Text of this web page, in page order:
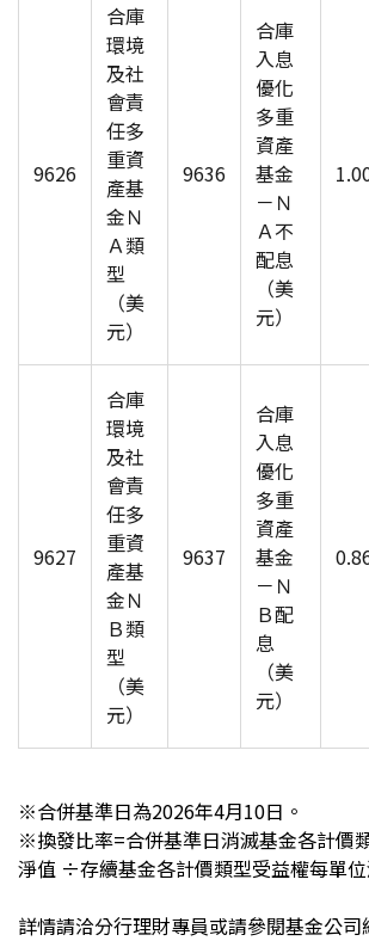
9626
合庫
環境
及社
會責
任多
重資
產基
金Ｎ
Ａ類
型
（美
元）
9636
合庫
入息
優化
多重
資產
基金
－Ｎ
Ａ不
配息
（美
元）
9627
合庫
環境
及社
會責
任多
重資
產基
金Ｎ
Ｂ類
型
（美
元）
9637
合庫
入息
優化
多重
資產
基金
－Ｎ
Ｂ配
息
（美
元）
※合併基準日為2026年4月10日 。
※換發比率=合併基準日消滅基金各計價
淨值 ÷存續基金各計價類型受益權每單位
詳情請洽分行理財專員或請參閱基金公司